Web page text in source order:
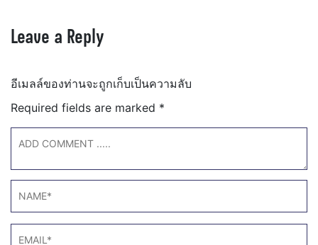
Leave a Reply
อีเมลล์ของท่านจะถูกเก็บเป็นความลับ
Required fields are marked *